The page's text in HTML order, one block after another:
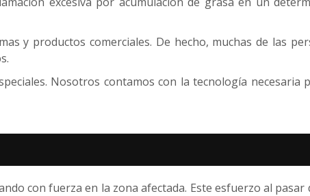
y productos comerciales. De hecho, muchas de las
Nosotros contamos con la tecnología necesaria
con fuerza en la zona afectada. Este esfuerzo al